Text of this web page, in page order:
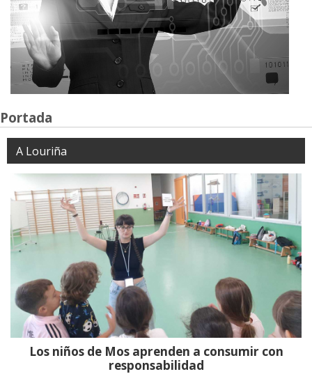
Portada
A Louriña
Los niños de Mos aprenden a consumir con
responsabilidad